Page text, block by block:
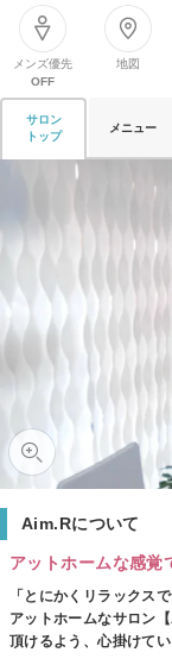
メンズ優先
OFF
地図
サロン
トップ
メニュー
Aim.Rについて
アットホームな感
「とにかくリラックス
アットホームなサロン
頂けるよう、心掛けて